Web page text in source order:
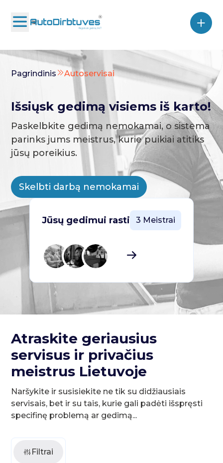
Pagrindinis Autoservisai
Išsiųsk gedimą visiems iš karto!
Paskelbkite gedimą nemokamai, o sistema
parinks jums meistrus, kurie puikiai atitiks
jūsų poreikius.
Skelbti darbą nemokamai
Jūsų gedimui rasti 3 Meistrai
Atraskite geriausius
servisus ir privačius
meistrus Lietuvoje
Naršykite ir susisiekite ne tik su didžiausiais
servisais, bet ir su tais, kurie gali padėti išspręsti
specifinę problemą ar gedimą...
Filtrai